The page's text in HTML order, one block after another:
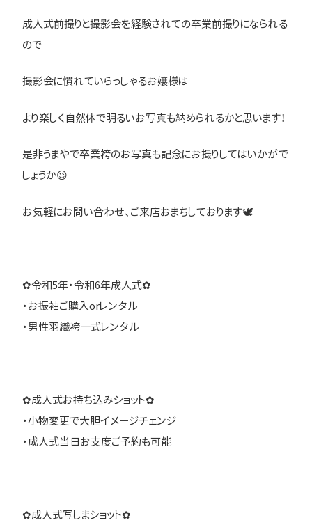
成人式前撮りと撮影会を経験されての卒業前撮りになられる
ので
撮影会に慣れていらっしゃるお嬢様は
より楽しく自然体で明るいお写真も納められるかと思います！
是非うまやで卒業袴のお写真も記念にお撮りしてはいかがで
しょうか😉
お気軽にお問い合わせ、ご来店おまちしております🕊
✿令和5年・令和6年成人式✿
・お振袖ご購入orレンタル
・男性羽織袴一式レンタル
✿成人式お持ち込みショット✿
・小物変更で大胆イメージチェンジ
・成人式当日お支度ご予約も可能
✿成人式写しまショット✿